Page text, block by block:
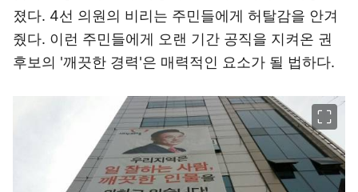
졌다. 4선 의원의 비리는 주민들에게 허탈감을 안겨
줬다. 이런 주민들에게 오랜 기간 공직을 지켜온 권
후보의 '깨끗한 경력'은 매력적인 요소가 될 법하다.